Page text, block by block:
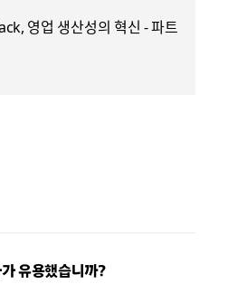
영업 생산성의 혁신 - 파트
유용했습니까?